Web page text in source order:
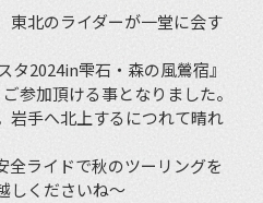
東北のライダーが一堂に会す
タ2024in雫石・森の風鶯宿』
参加頂ける事となりました。
岩手へ北上するにつれて晴れ
全ライドで秋のツーリングを
しくださいね〜